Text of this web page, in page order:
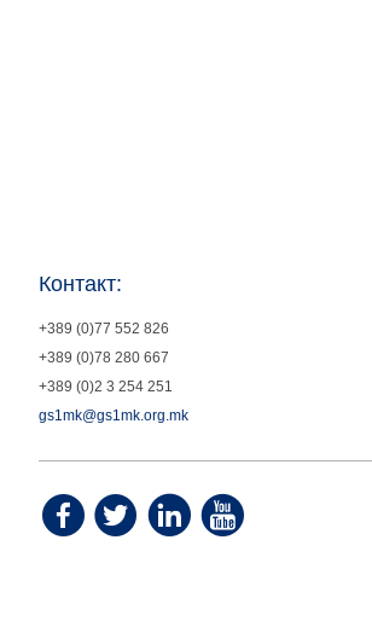
Контакт:
+389 (0)77 552 826
+389 (0)78 280 667
+389 (0)2 3 254 251
gs1mk@gs1mk.org.mk